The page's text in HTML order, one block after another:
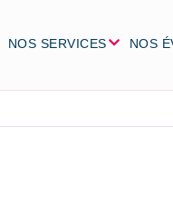
NOS SERVICES NOS